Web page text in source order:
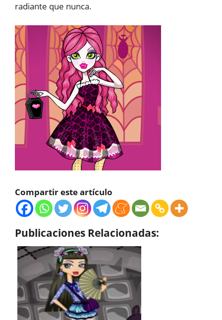
radiante que nunca.
Compartir este artículo
Publicaciones Relacionadas: